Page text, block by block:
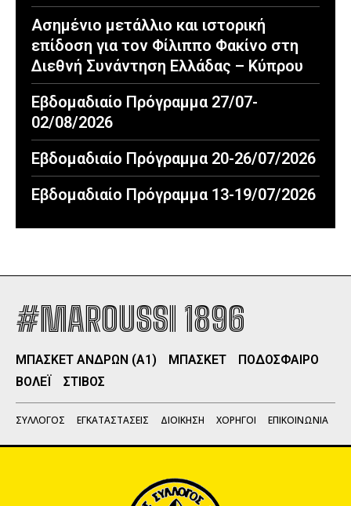
Ασημένιο μετάλλιο και ιστορική
επίδοση για τον Φίλιππο Φακίνο στη
Διεθνή Συνάντηση Ελλάδας – Κύπρου
Εβδομαδιαίο Πρόγραμμα 27/07-
02/08/2026
Εβδομαδιαίο Πρόγραμμα 20-26/07/2026
Εβδομαδιαίο Πρόγραμμα 13-19/07/2026
#MAROUSSI 1896
ΜΠΑΣΚΕΤ ΑΝΔΡΩΝ (Α1) ΜΠΑΣΚΕΤ
ΠΟΔΟΣΦΑΙΡΟ
ΒΟΛΕΪ
ΣΤΙΒΟΣ
ΣΥΛΛΟΓΟΣ ΕΓΚΑΤΑΣΤΑΣΕΙΣ ΔΙΟΙΚΗΣΗ ΧΟΡΗΓΟΙ ΕΠΙΚΟΙΝΩΝΙΑ